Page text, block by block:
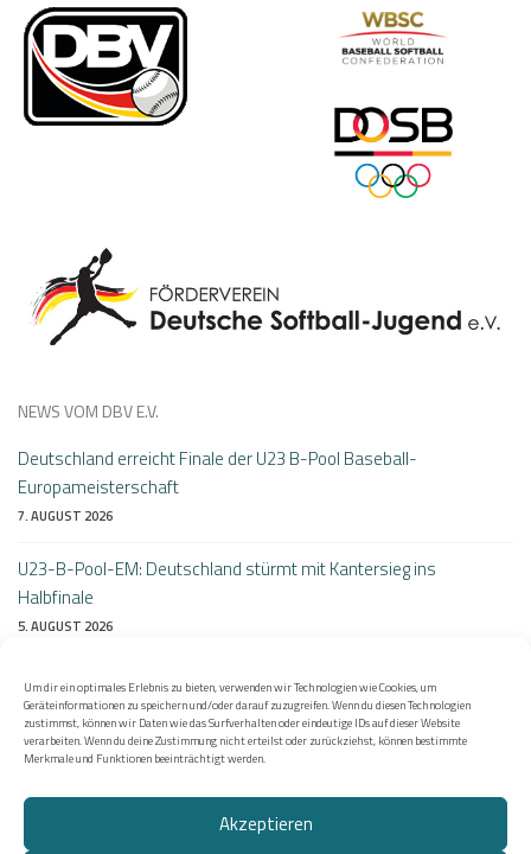
Um dir ein optimales Erlebnis zu bieten, verwenden wir Technologien wie Cookies, um
Geräteinformationen zu speichern und/oder darauf zuzugreifen. Wenn du diesen Technologien
zustimmst, können wir Daten wie das Surfverhalten oder eindeutige IDs auf dieser Website
verarbeiten. Wenn du deine Zustimmung nicht erteilst oder zurückziehst, können bestimmte
Merkmale und Funktionen beeinträchtigt werden.
Akzeptieren
NEWS VOM DBV E.V.
Deutschland erreicht Finale der U23 B-Pool Baseball-
Europameisterschaft
7. AUGUST 2026
U23-B-Pool-EM: Deutschland stürmt mit Kantersieg ins
Halbfinale
5. AUGUST 2026
Perfekter Auftakt bei der B-Pool Heim-EM: Deutschlands U23
besiegt Litauen 10:0
4. AUGUST 2026